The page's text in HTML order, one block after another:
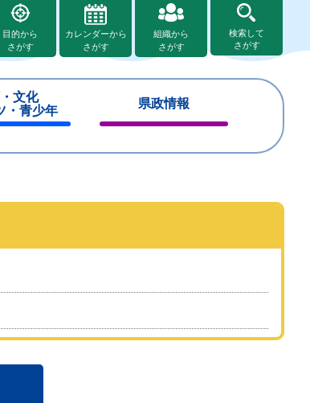
目的から
さがす
カレンダーから
さがす
組織から
さがす
検索して
さがす
文化
・青少年
県政情報
じ